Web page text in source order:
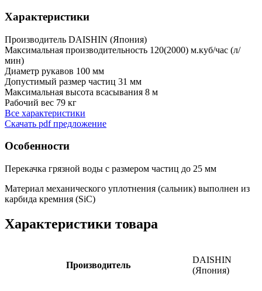
Характеристики
Производитель DAISHIN (Япония)
Максимальная производительность 120(2000) м.куб/час (л/
мин)
Диаметр рукавов 100 мм
Допустимый размер частиц 31 мм
Максимальная высота всасывания 8 м
Рабочий вес 79 кг
Все характеристики
Скачать pdf предложение
Особенности
Перекачка грязной воды с размером частиц до 25 мм
Материал механического уплотнения (сальник) выполнен из
карбида кремния (SiC)
Характеристики товара
Производитель
DAISHIN
(Япония)